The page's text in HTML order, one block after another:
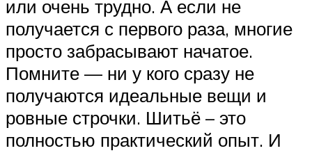
или очень трудно. А если не
получается с первого раза, многие
просто забрасывают начатое.
Помните — ни у кого сразу не
получаются идеальные вещи и
ровные строчки. Шитьё – это
полностью практический опыт. И